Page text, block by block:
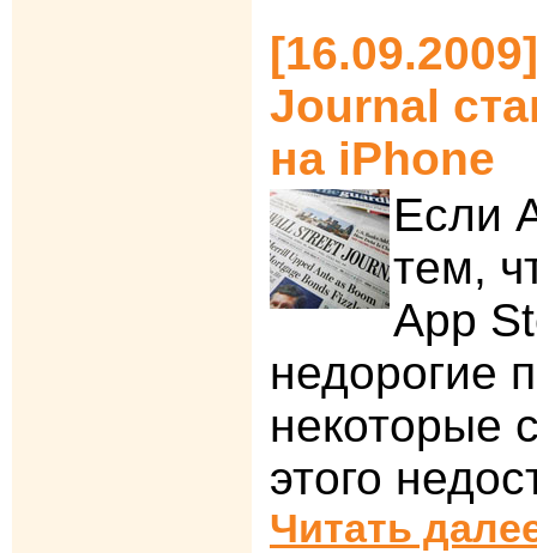
Journal
на iPhone
Если
тем,
App
недорогие
некоторые
этого
Читать